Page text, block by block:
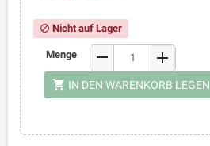
block Nicht auf Lager
Menge remove add
shopping_cart IN DEN WARENKORB LEGEN